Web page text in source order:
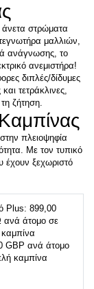
άνετα στρώματα
μαλλιών,
ανάγνωσης, το
ανεμιστήρα!
διπλές/δίδυμες
τετράκλινες,
ζήτηση.
πλειοψηφία
Με τον τυπικό
έχουν ξεχωριστό
Plus: 899,00
άτομο σε
GBP ανά άτομο
καμπίνα